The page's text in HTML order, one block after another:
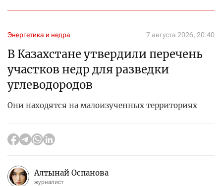
Энергетика и недра 7 августа 2026, 20:40
В Казахстане утвердили перечень
участков недр для разведки
углеводородов
Они находятся на малоизученных территориях
Алтынай Оспанова
журналист